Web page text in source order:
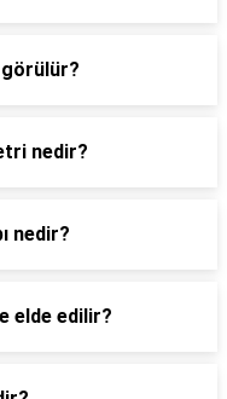
nedir?
nedir?
elde edilir?